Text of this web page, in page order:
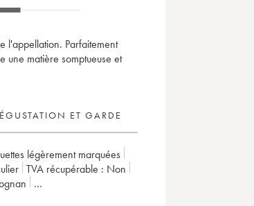
l'appellation. Parfaitement
une matière somptueuse et
ET GARDE
légèrement marquées
TVA récupérable :
non